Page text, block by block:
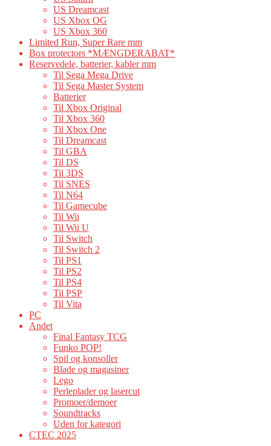
US Dreamcast
US Xbox OG
US Xbox 360
Limited Run, Super Rare mm
Box protectors *MÆNGDERABAT*
Reservedele, batterier, kabler mm
Til Sega Mega Drive
Til Sega Master System
Batterier
Til Xbox Original
Til Xbox 360
Til Xbox One
Til Dreamcast
Til GBA
Til DS
Til 3DS
Til SNES
Til N64
Til Gamecube
Til Wii
Til Wii U
Til Switch
Til Switch 2
Til PS1
Til PS2
Til PS4
Til PSP
Til Vita
PC
Andet
Final Fantasy TCG
Funko POP!
Spil og konsoller
Blade og magasiner
Lego
Perleplader og lasercut
Promoer/demoer
Soundtracks
Uden for kategori
CTEC 2025